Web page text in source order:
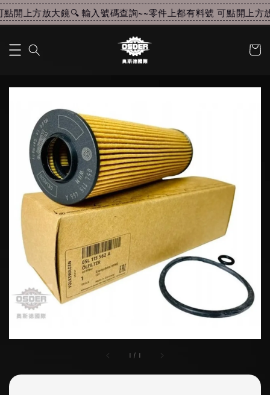
開上方放大鏡🔍 輸入號碼查詢~~零件上都有料號 可點開上方
1 / 1